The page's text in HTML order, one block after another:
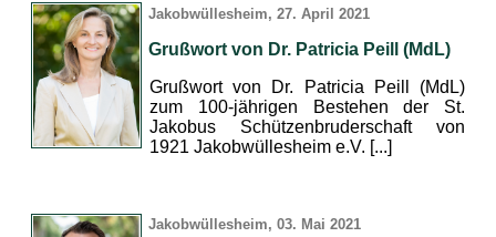
Jakobwüllesheim, 27. April 2021
Grußwort von Dr. Patricia Peill (MdL)
Grußwort von Dr. Patricia Peill (MdL)
zum 100-jährigen Bestehen der St.
Jakobus Schützenbruderschaft von
1921 Jakobwüllesheim e.V. [...]
Jakobwüllesheim, 03. Mai 2021